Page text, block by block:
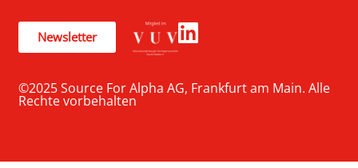
Newsletter
©2025 Source For Alpha AG, Frankfurt am Main. Alle
Rechte vorbehalten